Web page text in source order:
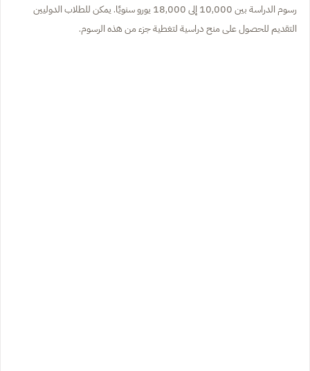
رسوم الدراسة بين 10,000 إلى 18,000 يورو سنويًا. يمكن للطلاب الدوليين
التقديم للحصول على منح دراسية لتغطية جزء من هذه الرسوم.